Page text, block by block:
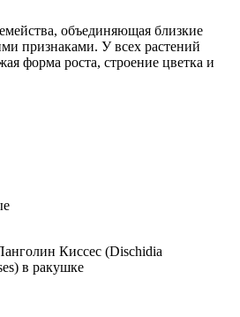
объединяющая близкие
признаками. У всех растений
форма роста, строение цветка и
Киссес (Dischidia
в ракушке